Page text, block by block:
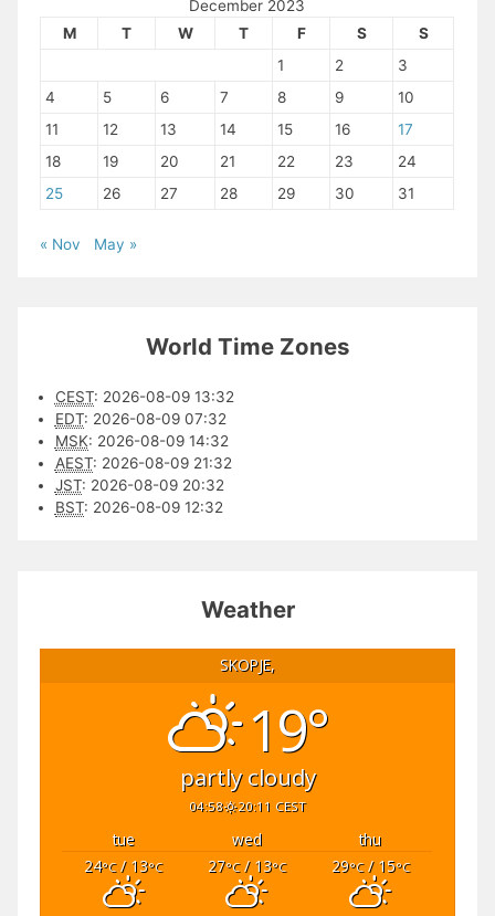
December 2023
M
T W T F S
S
1
2
3
4
5 6 7 8 9
10
11
12 13 14 15 16
17
18
19 20 21 22 23
24
25
26 27 28 29 30 31
« Nov May »
World Time Zones
CEST: 2026-08-09 13:32
EDT: 2026-08-09 07:32
MSK: 2026-08-09 14:32
AEST: 2026-08-09 21:32
JST: 2026-08-09 20:32
BST: 2026-08-09 12:32
Weather
SKOPJE,
19°
partly cloudy
04:58 20:11 CEST
tue wed
thu
24°C/ 13°C 27°C/ 13°C 29°C/ 15°C